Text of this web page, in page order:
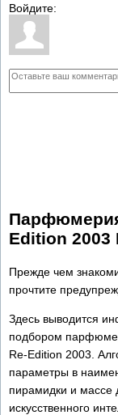
Войдите:
Edition 2003
Прежде чем
прочтите
Здесь выводится
подбором
Re-Edition 2003.
параметры в
пирамидки и массе
искусственного